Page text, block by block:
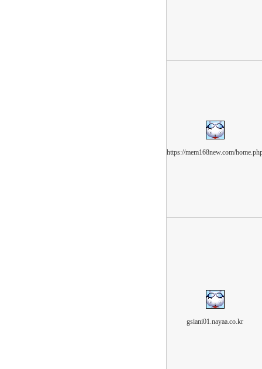
https://mem168new.com/
gsiani01.nayaa.co.kr